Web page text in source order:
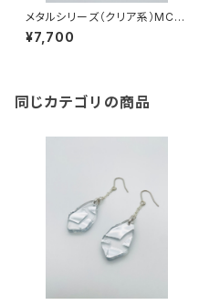
メタルシリーズ（クリア系）MC-
SS23002
¥7,700
同じカテゴリの商品